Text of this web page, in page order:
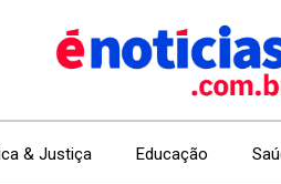
& Justiça Educação